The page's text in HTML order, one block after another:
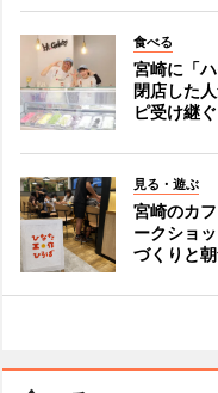
食べる
宮崎に「
閉店した
ピ受け継ぐ
見る・遊ぶ
宮崎のカ
ークショ
づくりと